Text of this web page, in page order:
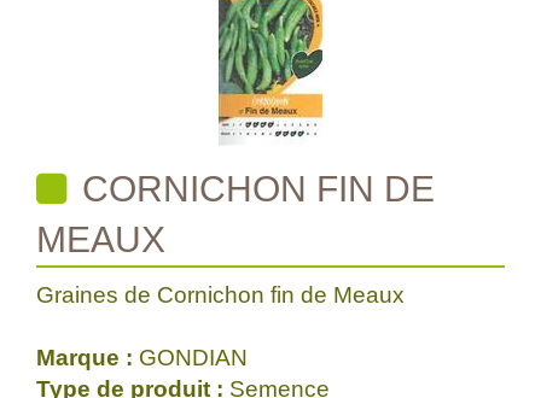
CORNICHON FIN DE
MEAUX
Graines de Cornichon fin de Meaux
Marque : GONDIAN
Type de produit : Semence